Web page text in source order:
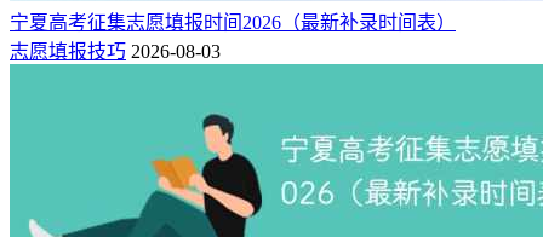
宁夏高考征集志愿填报时间2026（最新补录时间表）
志愿填报技巧 2026-08-03